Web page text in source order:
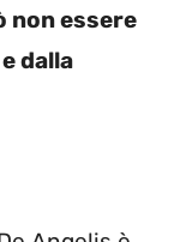
non essere
dalla